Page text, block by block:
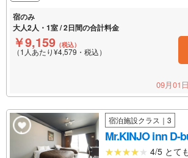
宿のみ
大人2人・1室 / 2日間の合計料金
￥9,159 （税込）
（1人あたり¥4,579・税込）
09月01
宿泊施設クラス｜3
Mr.KINJO inn D-
4/5 とて